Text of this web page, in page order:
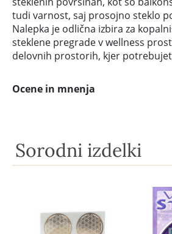
tudi varnost, saj prosojno steklo
Nalepka je odlična izbira za
steklene pregrade v wellness
delovnih prostorih, kjer
Ocene in mnenja
Sorodni izdelki